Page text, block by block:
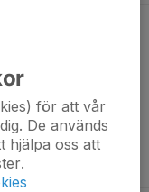
för att vår
De används
hjälpa oss att